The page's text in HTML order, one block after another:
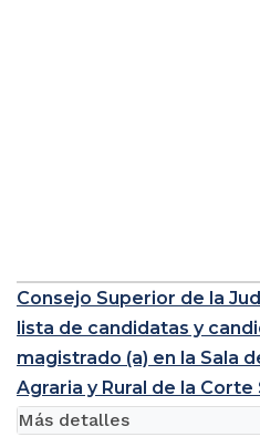
Consejo Superior de la
lista de candidatas y
magistrado (a) en la Sala
Agraria y Rural de la
Más detalles